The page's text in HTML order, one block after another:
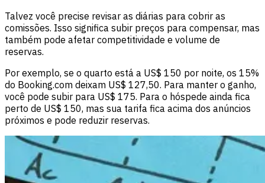
Talvez você precise revisar as diárias para cobrir as
comissões. Isso significa subir preços para compensar, mas
também pode afetar competitividade e volume de
reservas.
Por exemplo, se o quarto está a US$ 150 por noite, os 15%
do Booking.com deixam US$ 127,50. Para manter o ganho,
você pode subir para US$ 175. Para o hóspede ainda fica
perto de US$ 150, mas sua tarifa fica acima dos anúncios
próximos e pode reduzir reservas.